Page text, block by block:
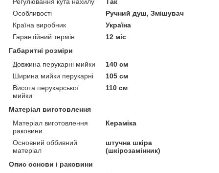
Особливості
Ручний душ, Змішувач
Країна виробник
Україна
Гарантійний термін
12 міс
Габаритні розміри
Довжина перукарні мийки
140 см
Ширина мийки перукарні
105 см
Висота перукарської
мийки
110 см
Матеріал виготовлення
Матеріал виготовлення
раковини
Кераміка
Основний оббивний
матеріал
штучна шкіра
(шкірозамінник)
Опис основи і раковини